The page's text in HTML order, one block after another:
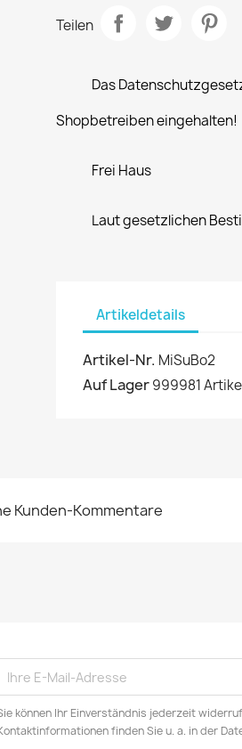
Teilen
Das
Shopbetreiben eingehalten!
Frei Haus
Laut gesetzlichen
Artikeldetails
Artikel-Nr. MiSuBo2
Auf Lager999981
Kunden-Kommentare
können Ihr Einverständnis jederzeit
finden Sie u. a. in der